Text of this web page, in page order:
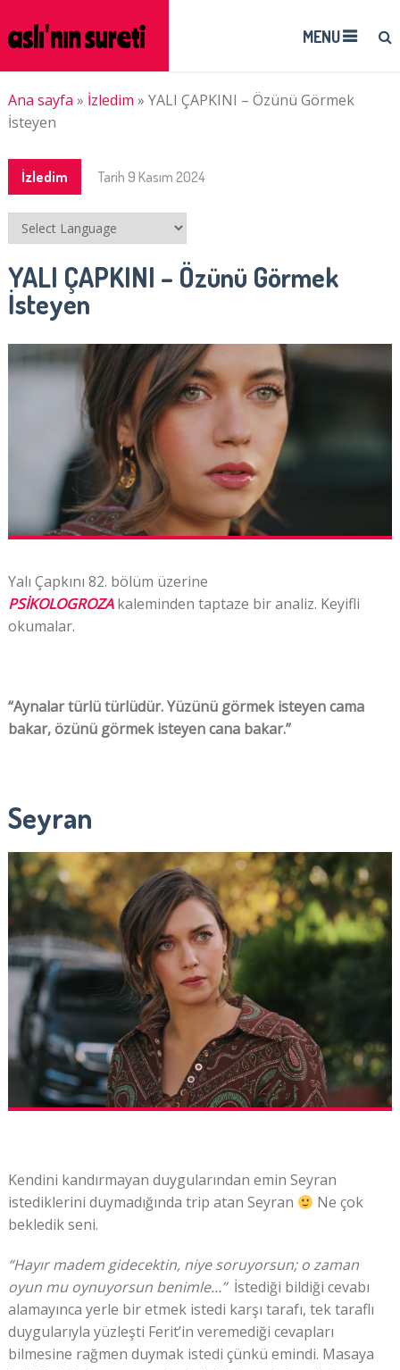
MENU
Ana sayfa » İzledim » YALI ÇAPKINI – Özünü Görmek
İsteyen
İzledim Tarih 9 Kasım 2024
YALI ÇAPKINI – Özünü Görmek
İsteyen
Yalı Çapkını 82. bölüm üzerine
PSİKOLOGROZAkaleminden taptaze bir analiz. Keyifli
okumalar.
“Aynalar türlü türlüdür. Yüzünü görmek isteyen cama
bakar, özünü görmek isteyen cana bakar.”
Seyran
Kendini kandırmayan duygularından emin Seyran
istediklerini duymadığında trip atan Seyran
Ne çok
bekledik seni.
“Hayır madem gidecektin, niye soruyorsun; o zaman
oyun mu oynuyorsun benimle…” İstediği bildiği cevabı
alamayınca yerle bir etmek istedi karşı tarafı, tek taraflı
duygularıyla yüzleşti Ferit’in veremediği cevapları
bilmesine rağmen duymak istedi çünkü emindi. Masaya